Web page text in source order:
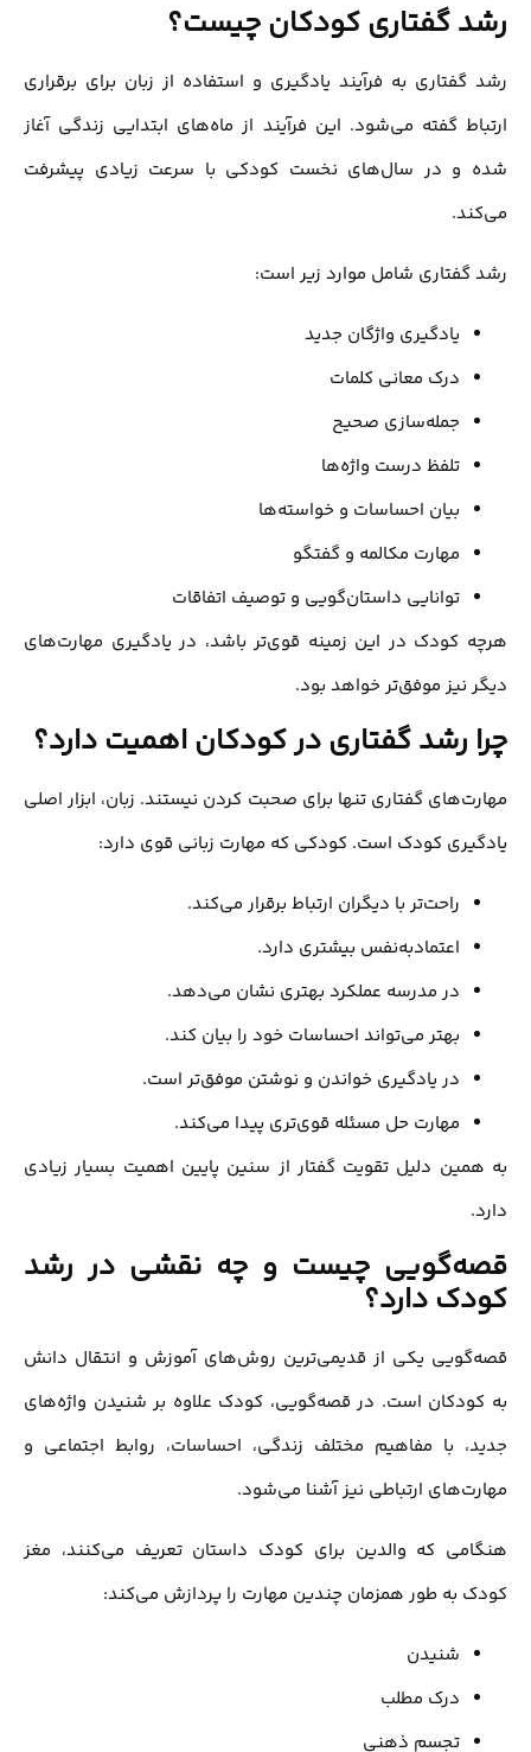
رشد گفتاری کودکان چیست؟
رشد گفتاری به فرآیند یادگیری و استفاده از زبان برای برقراری
ارتباط گفته می‌شود. این فرآیند از ماه‌های ابتدایی زندگی آغاز
شده و در سال‌های نخست کودکی با سرعت زیادی پیشرفت
می‌کند.
رشد گفتاری شامل موارد زیر است:
یادگیری واژگان جدید
درک معانی کلمات
جمله‌سازی صحیح
تلفظ درست واژه‌ها
بیان احساسات و خواسته‌ها
مهارت مکالمه و گفتگو
توانایی داستان‌گویی و توصیف اتفاقات
هرچه کودک در این زمینه قوی‌تر باشد، در یادگیری مهارت‌های
دیگر نیز موفق‌تر خواهد بود.
چرا رشد گفتاری در کودکان اهمیت دارد؟
مهارت‌های گفتاری تنها برای صحبت کردن نیستند. زبان، ابزار اصلی
یادگیری کودک است. کودکی که مهارت زبانی قوی دارد:
راحت‌تر با دیگران ارتباط برقرار می‌کند.
اعتمادبه‌نفس بیشتری دارد.
در مدرسه عملکرد بهتری نشان می‌دهد.
بهتر می‌تواند احساسات خود را بیان کند.
در یادگیری خواندن و نوشتن موفق‌تر است.
مهارت حل مسئله قوی‌تری پیدا می‌کند.
به همین دلیل تقویت گفتار از سنین پایین اهمیت بسیار زیادی
دارد.
قصه‌گویی چیست و چه نقشی در رشد
کودک دارد؟
قصه‌گویی یکی از قدیمی‌ترین روش‌های آموزش و انتقال دانش
به کودکان است. در قصه‌گویی، کودک علاوه بر شنیدن واژه‌های
جدید، با مفاهیم مختلف زندگی، احساسات، روابط اجتماعی و
مهارت‌های ارتباطی نیز آشنا می‌شود.
هنگامی که والدین برای کودک داستان تعریف می‌کنند، مغز
کودک به طور همزمان چندین مهارت را پردازش می‌کند:
شنیدن
درک مطلب
تجسم ذهنی